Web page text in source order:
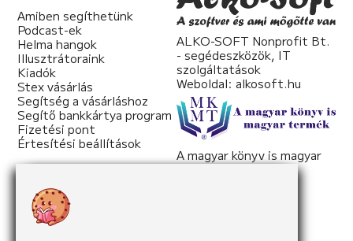
Amiben segíthetünk
Podcast-ek
Helma hangok
Illusztrátoraink
Kiadók
Stex vásárlás
Segítség a vásárláshoz
Segítő bankkártya program
Fizetési pont
Értesítési beállítások
ALKO-SOFT Nonprofit Bt.
- segédeszközök, IT
szolgáltatások
Weboldal: alkosoft.hu
A magyar könyv is magyar
termék